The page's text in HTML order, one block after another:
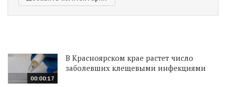
00:00:17
В Красноярском крае растет число
заболевших клещевыми инфекциями